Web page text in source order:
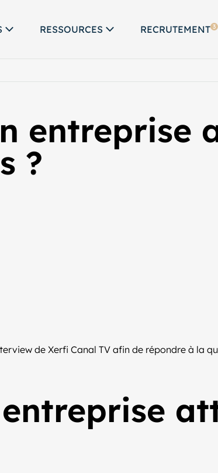
RESSOURCES RECRUTEMENT 3
entreprise
?
de Xerfi Canal TV afin de répondre à la